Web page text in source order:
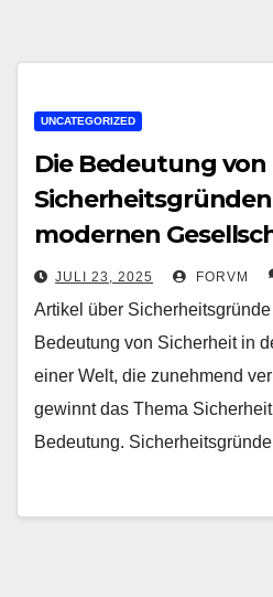
UNCATEGORIZED
Die Bedeutung von
modernen
JULI 23, 2025 FORVM
Artikel über
Bedeutung von Sicherheit in
einer Welt, die zunehmend
gewinnt das Thema
Bedeutung.